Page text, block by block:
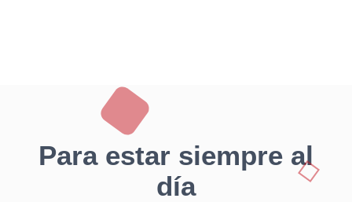
Para estar siempre al
día